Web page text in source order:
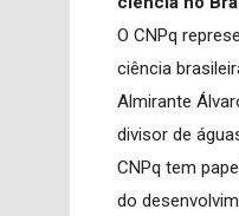
O CNPq
ciência
Almirante
divisor de
CNPq tem
do